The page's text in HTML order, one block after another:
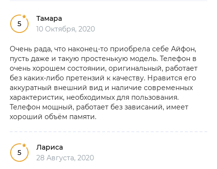
5
Тамара
10 Октября, 2020
Очень рада, что наконец-то приобрела себе Айфон,
пусть даже и такую простенькую модель. Телефон в
очень хорошем состоянии, оригинальный, работает
без каких-либо претензий к качеству. Нравится его
аккуратный внешний вид и наличие современных
характеристик, необходимых для пользования.
Телефон мощный, работает без зависаний, имеет
хороший объём памяти.
5
Лариса
28 Августа, 2020